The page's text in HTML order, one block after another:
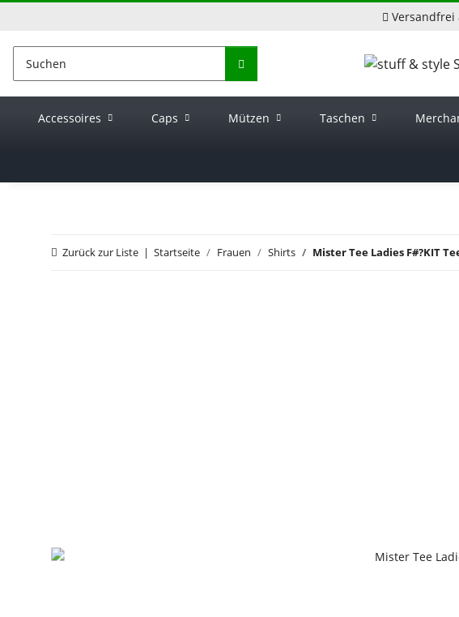
Versandfrei
Accessoires Caps Mützen Taschen
Zurück zur Liste Startseite Frauen Shirts Mister Tee Ladies F#?KIT